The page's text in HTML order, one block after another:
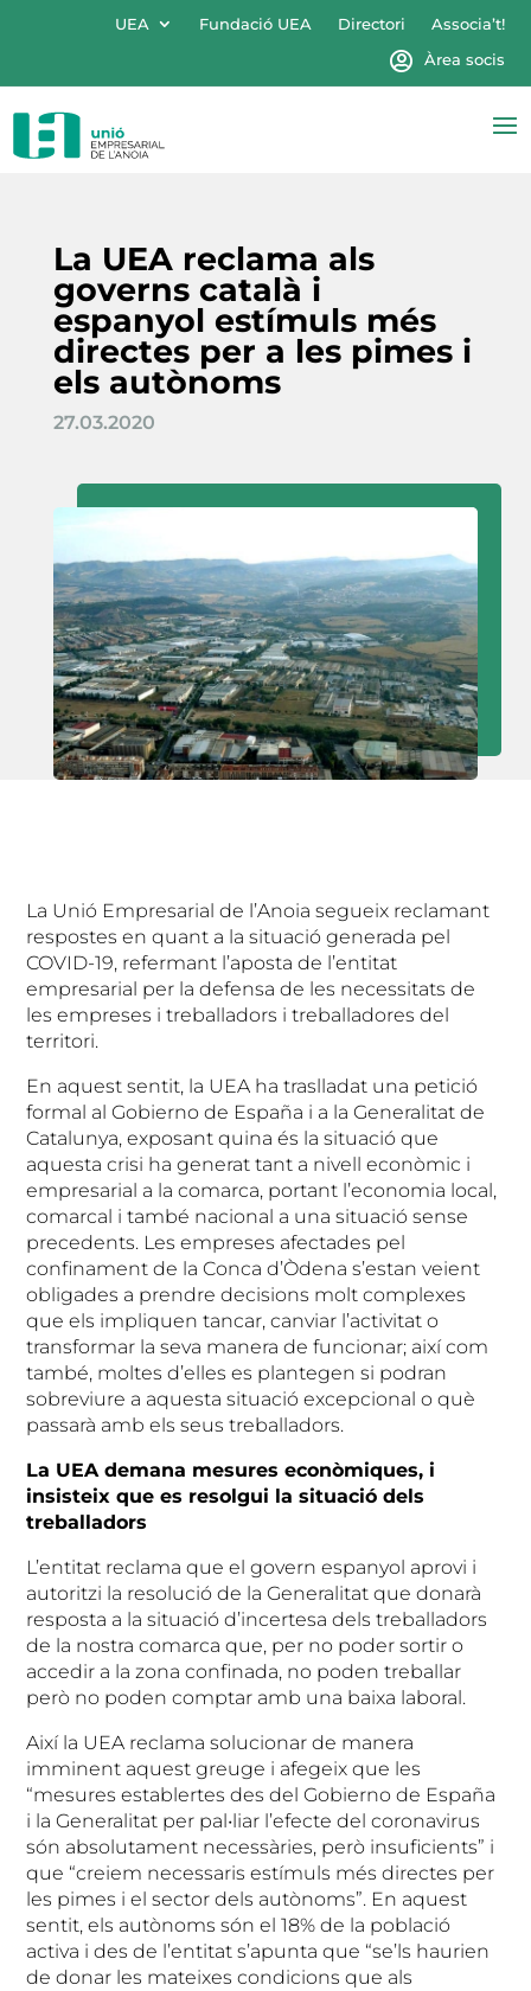
UEA Fundació UEA Directori
Associa’t!
Àrea socis
La UEA reclama als
governs català i
espanyol estímuls més
directes per a les pimes i
els autònoms
27.03.2020
La Unió Empresarial de l’Anoia segueix reclamant
respostes en quant a la situació generada pel
COVID-19, refermant l’aposta de l’entitat
empresarial per la defensa de les necessitats de
les empreses i treballadors i treballadores del
territori.
En aquest sentit, la UEA ha traslladat una petició
formal al Gobierno de España i a la Generalitat de
Catalunya, exposant quina és la situació que
aquesta crisi ha generat tant a nivell econòmic i
empresarial a la comarca, portant l’economia local,
comarcal i també nacional a una situació sense
precedents. Les empreses afectades pel
confinament de la Conca d’Òdena s’estan veient
obligades a prendre decisions molt complexes
que els impliquen tancar, canviar l’activitat o
transformar la seva manera de funcionar; així com
també, moltes d’elles es plantegen si podran
sobreviure a aquesta situació excepcional o què
passarà amb els seus treballadors.
La UEA demana mesures econòmiques, i
insisteix que es resolgui la situació dels
treballadors
L’entitat reclama que el govern espanyol aprovi i
autoritzi la resolució de la Generalitat que donarà
resposta a la situació d’incertesa dels treballadors
de la nostra comarca que, per no poder sortir o
accedir a la zona confinada, no poden treballar
però no poden comptar amb una baixa laboral.
Així la UEA reclama solucionar de manera
imminent aquest greuge i afegeix que les
“mesures establertes des del Gobierno de España
i la Generalitat per pal•liar l’efecte del coronavirus
són absolutament necessàries, però insuficients” i
que “creiem necessaris estímuls més directes per
les pimes i el sector dels autònoms”. En aquest
sentit, els autònoms són el 18% de la població
activa i des de l’entitat s’apunta que “se’ls haurien
de donar les mateixes condicions que als